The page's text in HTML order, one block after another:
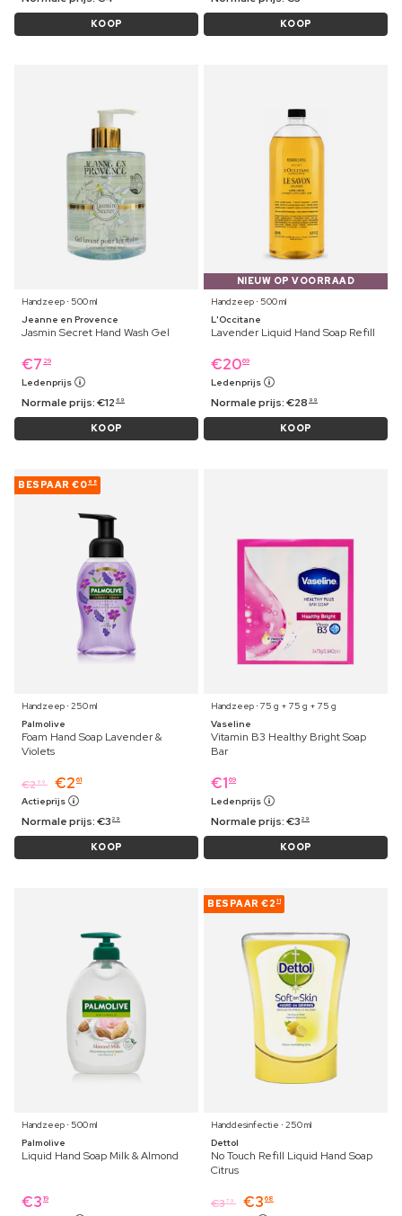
KOOP KOOP
Handzeep ⋅ 500 ml
Jeanne en Provence
Jasmin Secret Hand Wash Gel
€7 29
Ledenprijs
Normale prijs:€12 69
KOOP
NIEUW OP VOORRAAD
Handzeep ⋅ 500 ml
L'Occitane
Lavender Liquid Hand Soap Refill
€2069
Ledenprijs
Normale prijs:€28 99
KOOP
BESPAAR €0 68
Handzeep ⋅ 250 ml
Palmolive
Foam Hand Soap Lavender &
Violets
€2 69 €2 61
Actieprijs
Normale prijs:€3 29
KOOP
Handzeep ⋅ 75 g + 75 g + 75 g
Vaseline
Vitamin B3 Healthy Bright Soap
Bar
€1 69
Ledenprijs
Normale prijs:€3 29
KOOP
Handzeep ⋅ 500 ml
Palmolive
Liquid Hand Soap Milk & Almond
€3 19
BESPAAR €2 11
Handdesinfectie ⋅ 250 ml
Dettol
No Touch Refill Liquid Hand Soap
Citrus
€379 €3 68